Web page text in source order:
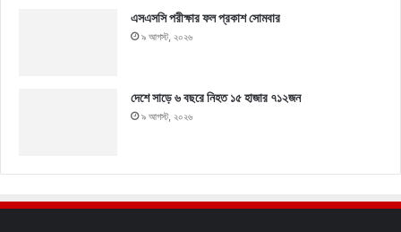
এসএসসি পরীক্ষার ফল প্রকাশ সোমবার
৯ আগস্ট, ২০২৬
দেশে সাড়ে ৬ বছরে নিহত ১৫ হাজার ৭১২জন
৯ আগস্ট, ২০২৬